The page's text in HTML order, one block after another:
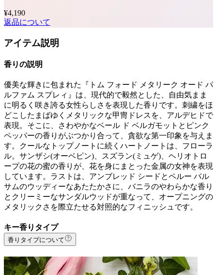
¥4,190
返品について
アイテム説明
香りの説明
優美な輝きに包まれた『トム フォード メタリーク オード パ
ルファム スプレィ』は、現代的で毅然とした、自由気まま
に明るく咲き誇る女性らしさを表現した香りです。刺繍をほ
どこしたまばゆくメタリックな甲冑ドレスを、アルデヒドで
表現。そこに、さわやかなベール ド ベルガモットとピンク
ペッパーの香りがぶつかり合って、貪欲な第一印象を与えま
す。クールなトップノートに続くハートノートは、フローラ
ル。サンザシ(オーベピン)、スズラン(ミュゲ)、ヘリオトロ
ープの花の蜜の香りが、花を身にまとった金属の女神を表現
しています。ラストは、アンブレッド シードとペルー バル
サムのウッディーなあたたかさに、バニラのやわらかな香り
とクリーミーなサンダルウッドが重なって、オープニングの
メタリックさを際立たせる対照的なフィニッシュです。
キー香りタイプ
香りタイプについて